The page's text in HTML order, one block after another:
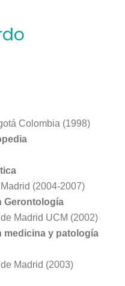
Colombia (1998)
(2004-2007)
Gerontología
Madrid UCM (2002)
medicina y patología
Madrid (2003)